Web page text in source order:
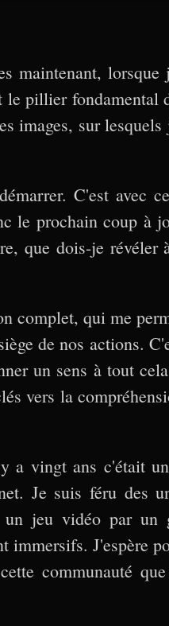
maintenant, lorsque
le pillier fondamental
images, sur lesquels
C'est avec
le prochain coup à
que dois-je révéler
complet, qui me
de nos actions.
un sens à tout
vers la
a vingt ans c'était
Je suis féru des
un jeu vidéo par un
immersifs. J'espère
communauté